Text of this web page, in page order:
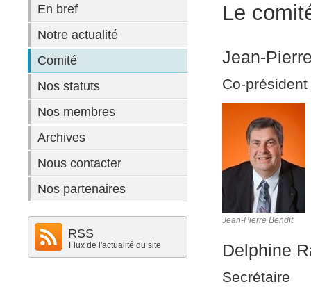
En bref
Notre actualité
Comité
Nos statuts
Nos membres
Archives
Nous contacter
Nos partenaires
RSS
Flux de l'actualité du site
Le
Jean-
Co-
Jean-Pierre Bendit
Delphine
Secrétaire